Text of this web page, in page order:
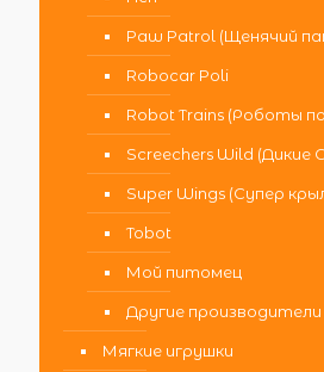
Paw Patrol (Щенячий
Robocar Poli
Robot Trains (Роботы
Screechers Wild (Дикие
Super Wings (Супер
Tobot
Мой питомец
Другие производители
Мягкие игрушки